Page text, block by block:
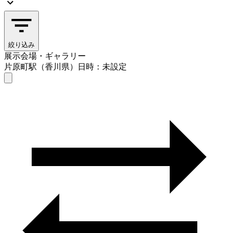
絞り込み
展示会場・ギャラリー
片原町駅（香川県）
日時：未設定